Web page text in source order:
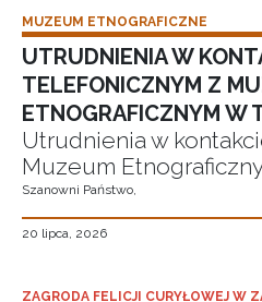
Ziemi
Tarnowskiej
MUZEUM ETNOGRAFICZNE
UTRUDNIENIA W
TELEFONICZNYM Z
ETNOGRAFICZNYM W
Utrudnienia w
Muzeum
Szanowni Państwo,
20 lipca, 2026
ZAGRODA FELICJI CURYŁOWEJ W